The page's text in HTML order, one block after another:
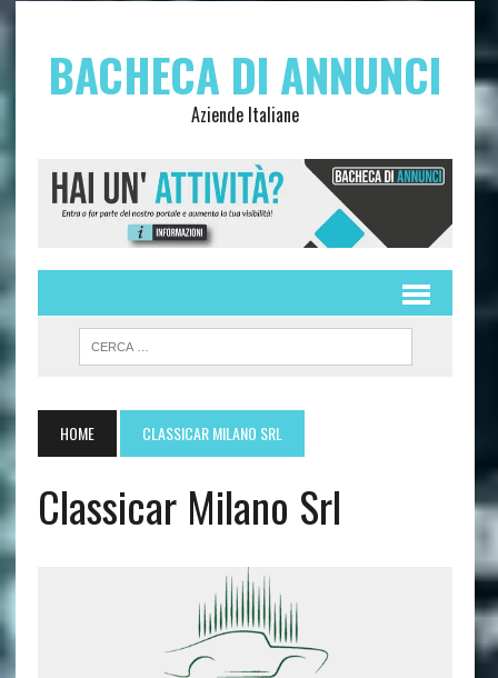
BACHECA DI ANNUNCI
Aziende Italiane
HOME CLASSICAR MILANO SRL
Classicar Milano Srl